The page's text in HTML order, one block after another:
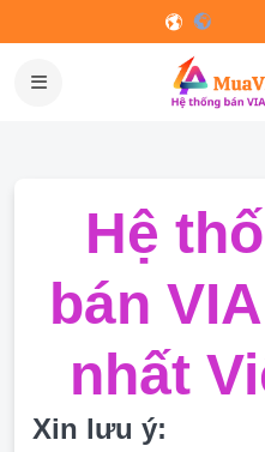
Hệ
bán
nhất
Xin lưu ý: